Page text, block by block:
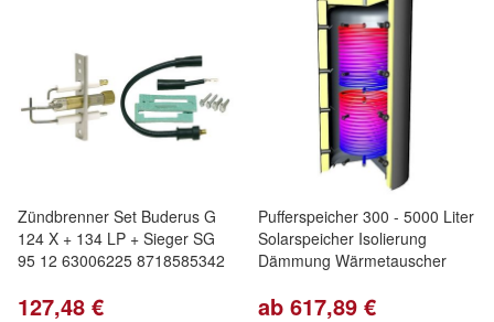
Zündbrenner Set Buderus G
124 X + 134 LP + Sieger SG
95 12 63006225 8718585342
127,48 €
Pufferspeicher 300 - 5000 Liter
Solarspeicher Isolierung
Dämmung Wärmetauscher
ab 617,89 €